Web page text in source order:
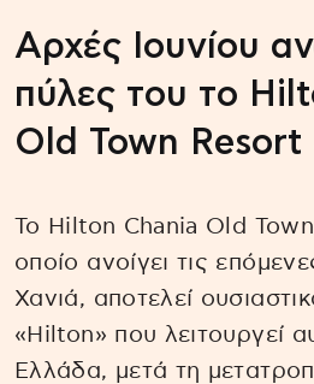
Αρχές Ιουνίου
πύλες του το
Old Town Resort
Το Hilton Chania Old
οποίο ανοίγει τις
Χανιά, αποτελεί
«Hilton» που λειτουργεί
Ελλάδα, μετά τη